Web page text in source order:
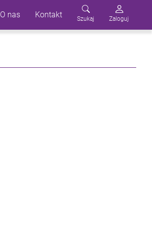
O nas Kontakt Szukaj Zaloguj